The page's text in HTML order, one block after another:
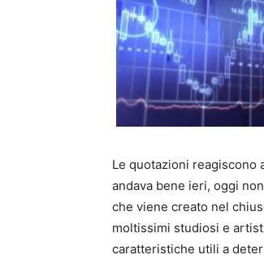
Le quotazioni reagiscono
andava bene ieri, oggi
che viene creato nel
moltissimi studiosi e
caratteristiche utili a